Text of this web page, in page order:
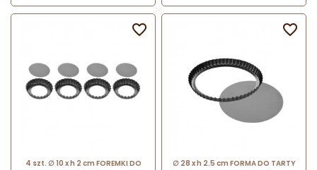
4 szt. ∅ 10 x h 2 cm FOREMKI DO

∅ 28 x h 2.5 cm FORMA DO TARTY
